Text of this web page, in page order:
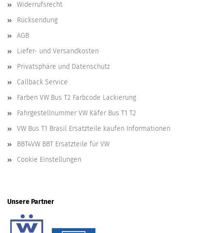
Widerrufsrecht
Rücksendung
AGB
Liefer- und Versandkosten
Privatsphäre und Datenschutz
Callback Service
Farben VW Bus T2 Farbcode Lackierung
Fahrgestellnummer VW Käfer Bus T1 T2
VW Bus T1 Brasil Ersatzteile kaufen Informationen
BBT4VW BBT Ersatzteile für VW
Cookie Einstellungen
Unsere Partner